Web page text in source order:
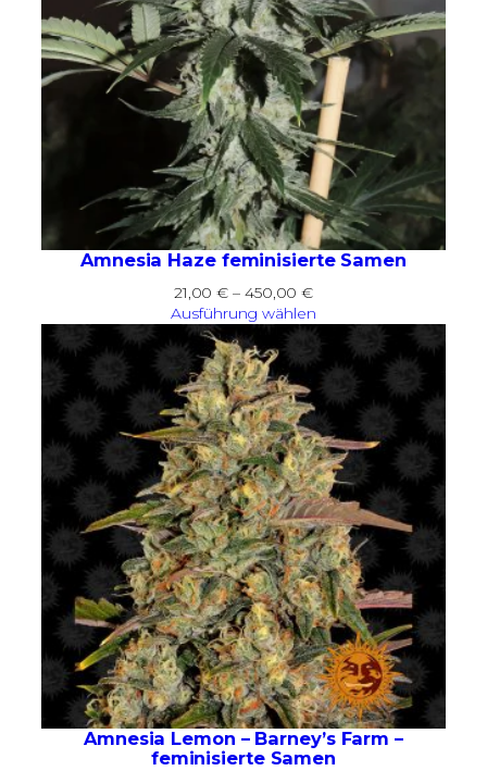
Amnesia Haze feminisierte Samen
21,00€ – 450,00€Preisspanne:
21,00 €
bis
450,00 €
Ausführung wählen
Amnesia Lemon – Barney’s Farm –
feminisierte Samen